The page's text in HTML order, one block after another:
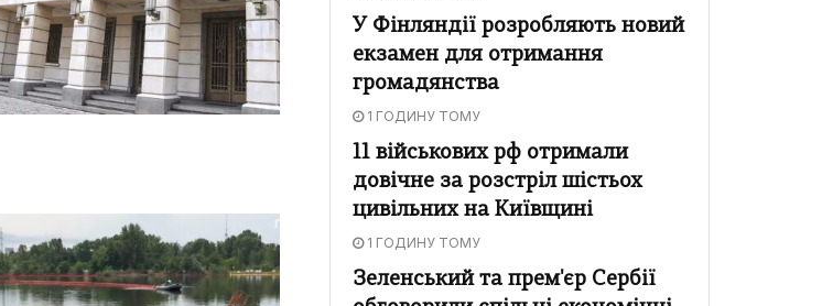
У Фінляндії розробляють новий
екзамен для отримання
громадянства
1 ГОДИНУ ТОМУ
11 військових рф отримали
довічне за розстріл шістьох
цивільних на Київщині
1 ГОДИНУ ТОМУ
Зеленський та прем'єр Сербії